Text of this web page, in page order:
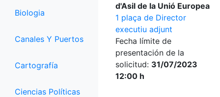
Biologia
Canales Y Puertos
Cartografía
Ciencias Políticas
d'Asil de la Unió Europea
1 plaça de Director
executiu adjunt
Fecha límite de
presentación de la
solicitud: 31/07/2023
12:00 h